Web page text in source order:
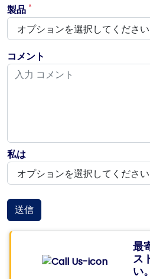
製品 *
コメント
私は
送信
最
ス
い。